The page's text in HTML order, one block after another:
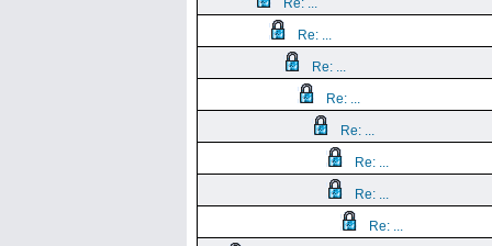
Re: ...
Re: ...
Re: ...
Re: ...
Re: ...
Re: ...
Re: ...
Re: ...